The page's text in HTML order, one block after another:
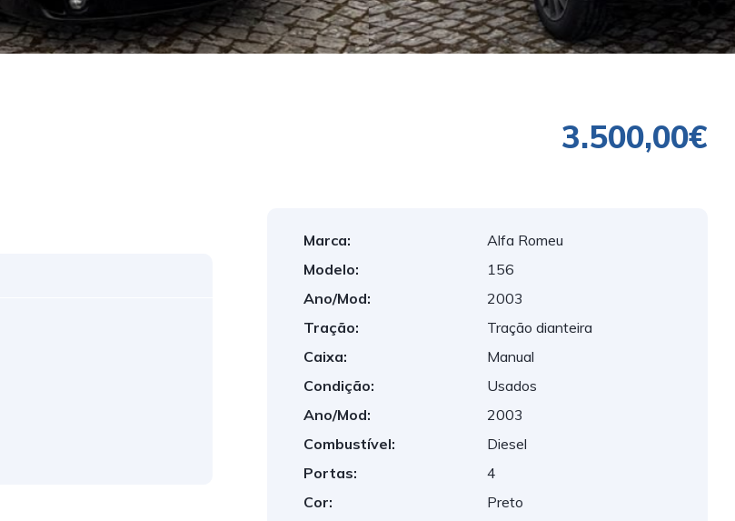
3.500,00€
Marca:
Alfa Romeu
Modelo:
156
Ano/Mod:
2003
Tração:
Tração dianteira
Caixa:
Manual
Condição:
Usados
Ano/Mod:
2003
Combustível:
Diesel
Portas:
4
Cor:
Preto